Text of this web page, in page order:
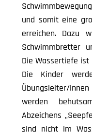
und somit eine
erreichen. Dazu
Schwimmbretter
Die Wassertiefe ist
Die Kinder
Übungsleiter/
werden
Abzeichens
sind nicht im